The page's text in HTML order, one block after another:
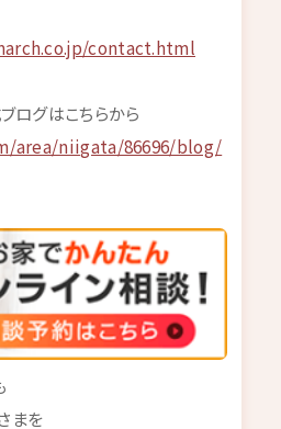
contact.html
ログはこちらから
area/niigata/86696/blog/
まを